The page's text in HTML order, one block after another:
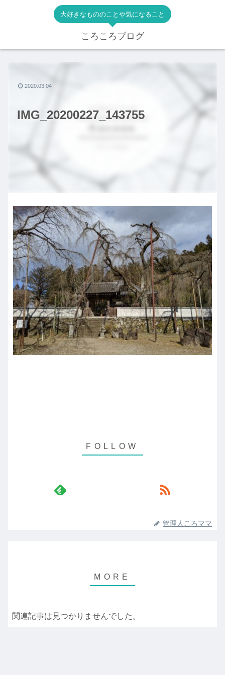
大好きなもののことや気になること
ころころブログ
IMG_20200227_143755
2020.03.04
管理人ころママ
関連記事は見つかりませんでした。